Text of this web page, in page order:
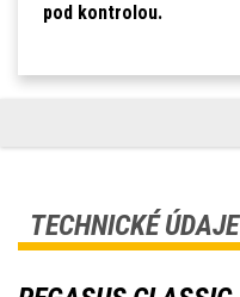
pod kontrolou.
TECHNICKÉ ÚDAJE